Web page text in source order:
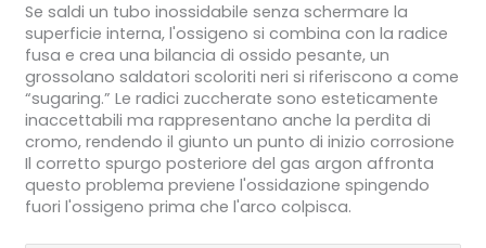
Se saldi un tubo inossidabile senza schermare la
superficie interna, l'ossigeno si combina con la radice
fusa e crea una bilancia di ossido pesante, un
grossolano saldatori scoloriti neri si riferiscono a come
“sugaring.” Le radici zuccherate sono esteticamente
inaccettabili ma rappresentano anche la perdita di
cromo, rendendo il giunto un punto di inizio corrosione
Il corretto spurgo posteriore del gas argon affronta
questo problema previene l'ossidazione spingendo
fuori l'ossigeno prima che l'arco colpisca.